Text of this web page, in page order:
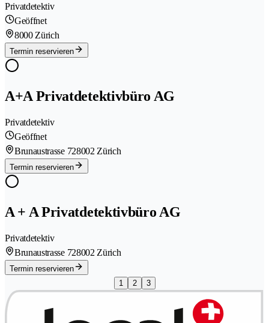
Privatdetektiv
Geöffnet
8000 Zürich
Termin reservieren
A+A Privatdetektivbüro AG
Privatdetektiv
Geöffnet
Brunaustrasse 728002 Zürich
Termin reservieren
A + A Privatdetektivbüro AG
Privatdetektiv
Brunaustrasse 728002 Zürich
Termin reservieren
1
2 3